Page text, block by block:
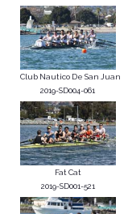
Club Nautico De San Juan
2019-SD004-061
Fat Cat
2019-SD001-521